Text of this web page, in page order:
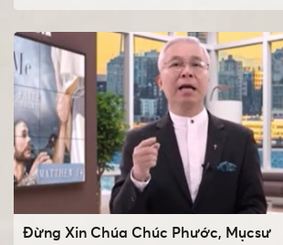
Đừng Xin Chúa Chúc Phước, Mụcsư